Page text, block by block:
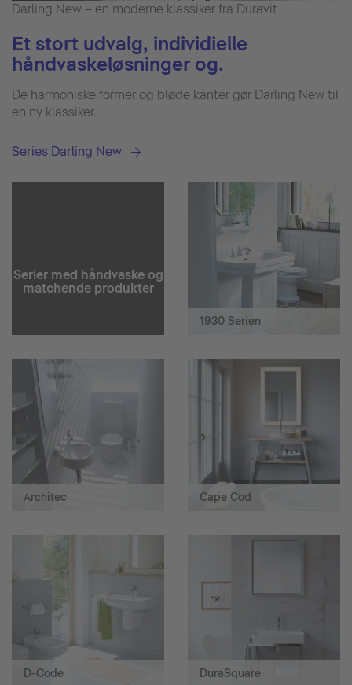
Darling New – en moderne klassiker fra Duravit
Et stort udvalg, individielle
håndvaskeløsninger og.
De harmoniske former og bløde kanter gør Darling New til
en ny klassiker.
Series Darling New
Serier med håndvaske og
matchende produkter
1930 Serien
Architec Cape Cod
D-Code DuraSquare